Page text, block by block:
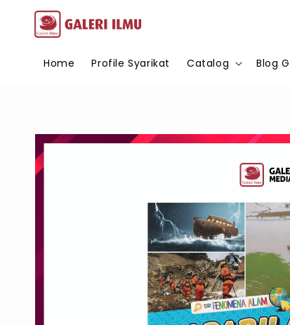
Home Profile Syarikat Catalog Blog